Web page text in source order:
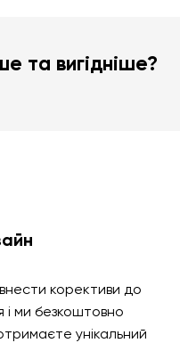
та вигідніше?
корективи до
і ми безкоштовно
унікальний